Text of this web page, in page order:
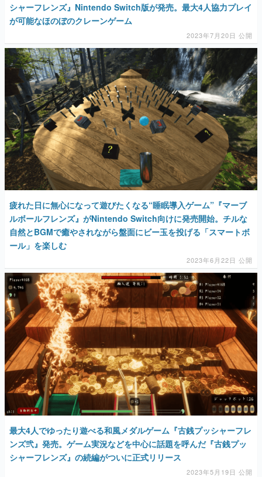
シャーフレンズ』Nintendo Switch版が発売。最大4人協力プレイ
が可能なほのぼのクレーンゲーム
2023年7月20日 公開
疲れた日に無心になって遊びたくなる“睡眠導入ゲーム”『マーブ
ルボールフレンズ』がNintendo Switch向けに発売開始。チルな
自然とBGMで癒やされながら盤面にビー玉を投げる「スマートボ
ール」を楽しむ
2023年6月22日 公開
最大4人でゆったり遊べる和風メダルゲーム『古銭プッシャーフレ
ンズ弐』発売。ゲーム実況などを中心に話題を呼んだ『古銭プッ
シャーフレンズ』の続編がついに正式リリース
2023年5月19日 公開